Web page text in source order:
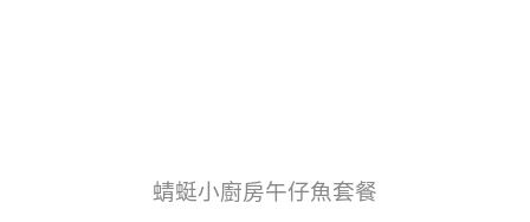
蜻蜓小廚房午仔魚套餐